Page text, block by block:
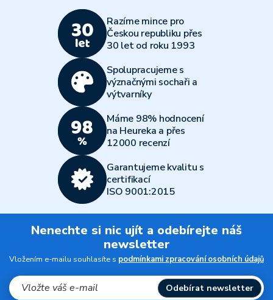
Razíme mince pro
Českou republiku přes
30 let od roku 1993
Spolupracujeme s
význačnými sochaři a
výtvarníky
Máme 98% hodnocení
na Heureka a přes
12000 recenzí
Garantujeme kvalitu s
certifikací
ISO 9001:2015
Nenechte si nic ujít a odebírejte náš
newsletter
Vložením e-mailu souhlasíte s podmínkami zpracování osobních údajů
Odebírat newsletter